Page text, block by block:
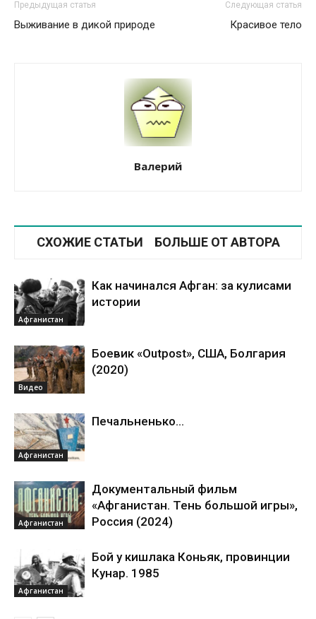
Предыдущая статья
Выживание в дикой природе
Следующая статья
Красивое тело
Валерий
СХОЖИЕ СТАТЬИ БОЛЬШЕ ОТ АВТОРА
Афганистан
Как начинался Афган: за кулисами
истории
Видео
Боевик «Outpost», США, Болгария
(2020)
Афганистан
Печальненько...
Афганистан
Документальный фильм
«Афганистан. Тень большой игры»,
Россия (2024)
Афганистан
Бой у кишлака Коньяк, провинции
Кунар. 1985